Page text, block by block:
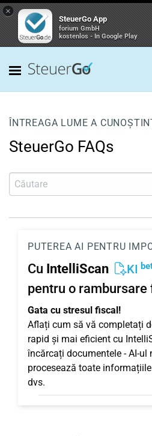
×
SteuerGo App
forium GmbH
kostenlos - In Google Play
ÎNTREAGA LUME A
SteuerGo FAQs
PUTEREA AI PENTRU
Cu IntelliScan KI
pentru o
Gata cu stresul fiscal!
Aflați cum să vă completați
rapid și mai eficient cu
încărcați documentele - AI-ul
procesează toate
dvs.